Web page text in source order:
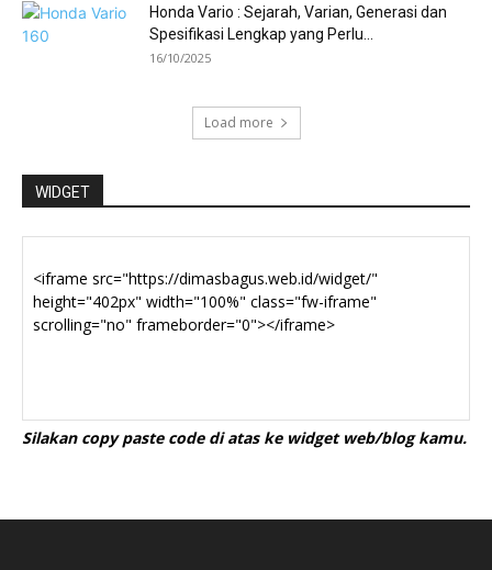
Honda Vario : Sejarah, Varian, Generasi dan
Spesifikasi Lengkap yang Perlu...
16/10/2025
Load more
WIDGET
Silakan copy paste code di atas ke widget web/blog kamu.